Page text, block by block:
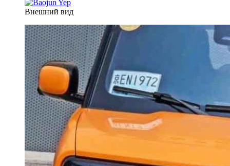
Внешний вид